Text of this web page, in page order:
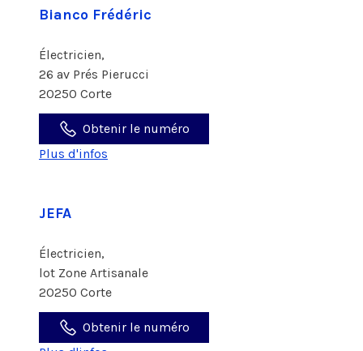
Bianco Frédéric
Électricien,
26 av Prés Pierucci
20250 Corte
Obtenir le numéro
Plus d'infos
JEFA
Électricien,
lot Zone Artisanale
20250 Corte
Obtenir le numéro